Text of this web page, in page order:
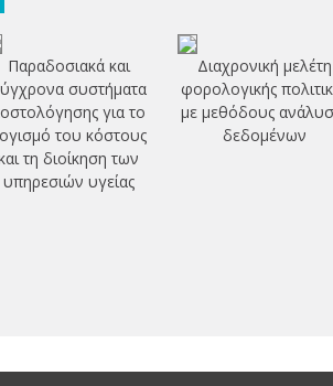
Παραδοσιακά και
συστήματα
για το
του κόστους
τη διοίκηση των
υπηρεσιών υγείας
Διαχρονική μελέτη
φορολογικής
με μεθόδους
δεδομένων